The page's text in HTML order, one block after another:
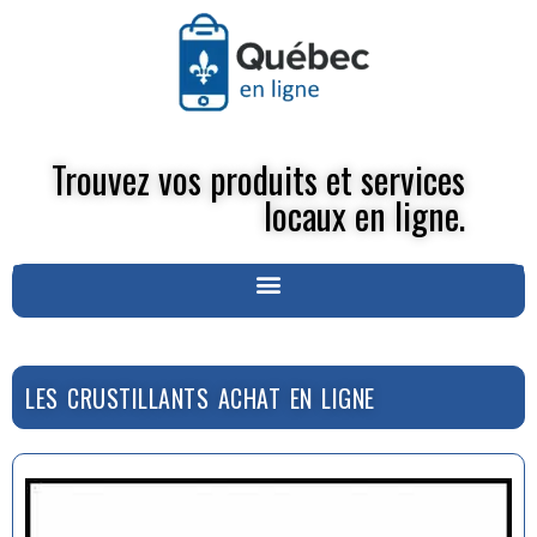
Trouvez vos produits et services
locaux en ligne.
LES CRUSTILLANTS ACHAT EN LIGNE